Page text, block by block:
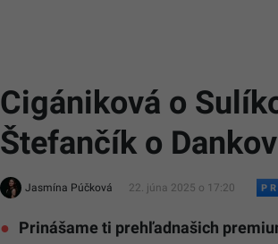
Cigániková o
Štefančík o
Jasmína Púčková 22. júna 2025 o 17:20
Prinášame ti prehľadnašich